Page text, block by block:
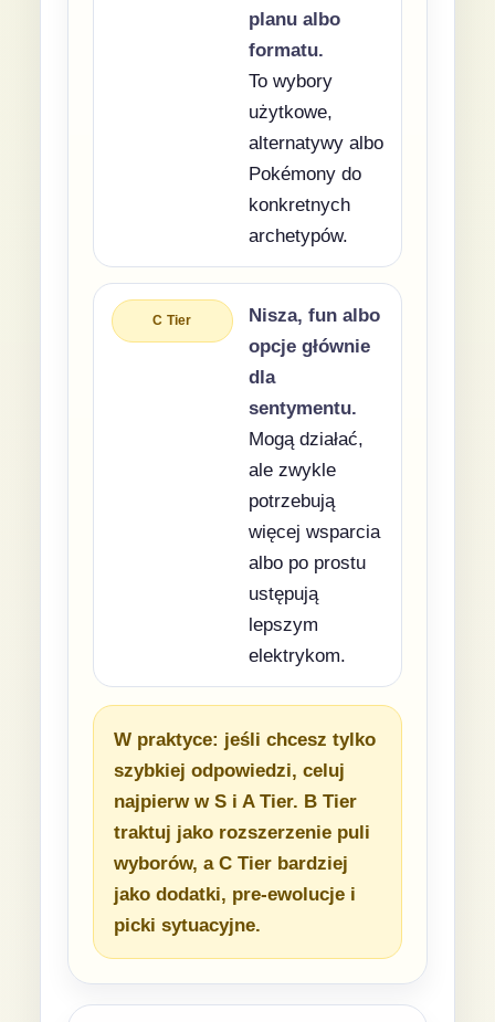
planu albo
formatu.
To wybory
użytkowe,
alternatywy albo
Pokémony do
konkretnych
archetypów.
C Tier
Nisza, fun albo
opcje głównie
dla
sentymentu.
Mogą działać,
ale zwykle
potrzebują
więcej wsparcia
albo po prostu
ustępują
lepszym
elektrykom.
W praktyce: jeśli chcesz tylko
szybkiej odpowiedzi, celuj
najpierw w S i A Tier. B Tier
traktuj jako rozszerzenie puli
wyborów, a C Tier bardziej
jako dodatki, pre-ewolucje i
picki sytuacyjne.